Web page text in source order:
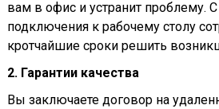
вам в офис и устранит проблему.
подключения к рабочему столу
кротчайшие сроки решить
2. Гарантии качества
Вы заключаете договор на